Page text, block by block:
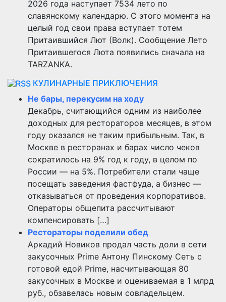
2026 года наступает 7534 лето по
славянскому календарю. С этого момента на
целый год свои права вступает тотем
Притаившийся Лют (Волк). Сообщение Лето
Притаившегося Люта появились сначала на
TARZANKA.
КУЛИНАРНЫЕ ПРИКЛЮЧЕНИЯ
Не бары, перекусим на ходу
Декабрь, считающийся одним из наиболее
доходных для рестораторов месяцев, в этом
году оказался не таким прибыльным. Так, в
Москве в ресторанах и барах число чеков
сократилось на 9% год к году, в целом по
России — на 5%. Потребители стали чаще
посещать заведения фастфуда, а бизнес —
отказываться от проведения корпоративов.
Операторы общепита рассчитывают
компенсировать […]
Рестораторы поделили обед
Аркадий Новиков продал часть доли в сети
закусочных Prime Антону Пинскому Сеть с
готовой едой Prime, насчитывающая 80
закусочных в Москве и оцениваемая в 1 млрд
руб., обзавелась новым совладельцем.